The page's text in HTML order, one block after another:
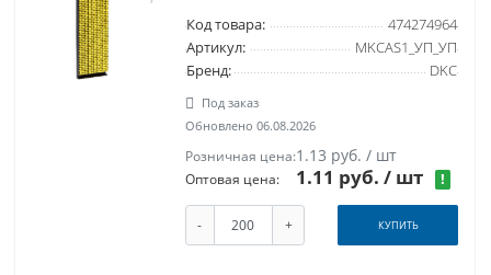
Код товара:
474274964
Артикул:
MKCAS1_УП_УП
Бренд:
DKC
Под заказ
Обновлено 06.08.2026
Розничная цена:1.13 руб. / шт
Оптовая цена: 1.11 руб./ шт !
- + КУПИТЬ